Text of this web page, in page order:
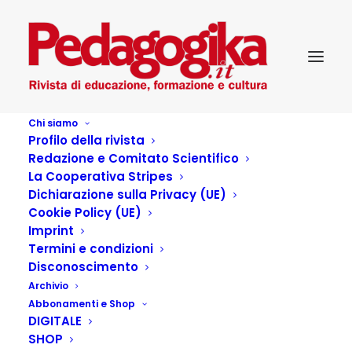
Chi siamo
Profilo della rivista
Redazione e Comitato Scientifico
La Cooperativa Stripes
Dichiarazione sulla Privacy (UE)
Cookie Policy (UE)
Imprint
Termini e condizioni
Disconoscimento
Archivio
Abbonamenti e Shop
DIGITALE
SHOP
Temi ed esperienze
Articoli dell'autore
Il Lavoro al Tonfeld. L’esperienza del